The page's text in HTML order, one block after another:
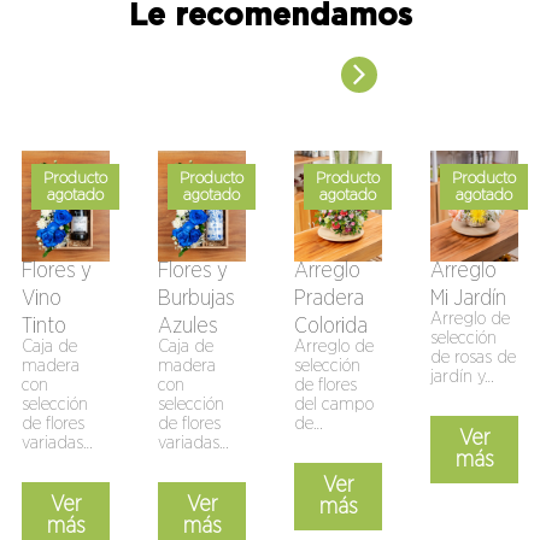
Le recomendamos
Flores y
Vino
Tinto
Caja de
madera
con
selección
de flores
variadas…
Producto
agotado
Ver
más
Flores y
Burbujas
Azules
Caja de
madera
con
selección
de flores
variadas…
Producto
agotado
Ver
más
Arreglo
Pradera
Colorida
Arreglo de
selección
de flores
del campo
de…
Producto
agotado
Ver
más
Arreglo
Mi Jardín
Arreglo de
selección
de rosas de
jardín y…
Producto
agotado
Ver
más